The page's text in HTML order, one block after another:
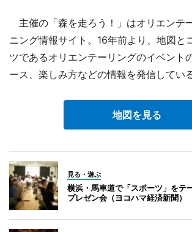
主催の「森を走ろう！」はオリエンテ
ニング情報サイト。16年前より、地図と
ツであるオリエンテーリングのイベント
ース、楽しみ方などの情報を発信している
地図を見る
見る・遊ぶ
横浜・馬車道で「スポーツ」をテ
プレゼン会（ヨコハマ経済新聞）